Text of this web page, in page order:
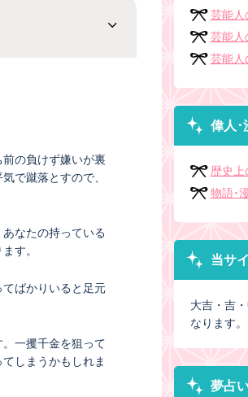
の負けず嫌いが裏
で蹴落とすので、
なたの持っている
す。
ばかりいると足元
一攫千金を狙って
しまうかもしれま
芸能人
芸能人
芸能人
偉人･
歴史上
物語･
当サ
大吉・吉
なります。
夢占